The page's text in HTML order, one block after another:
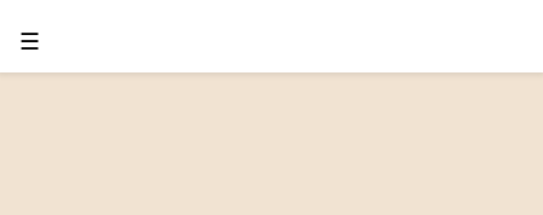
☰